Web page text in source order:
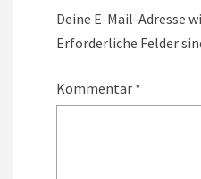
Deine E-Mail-Adresse
Erforderliche Felder
Kommentar *